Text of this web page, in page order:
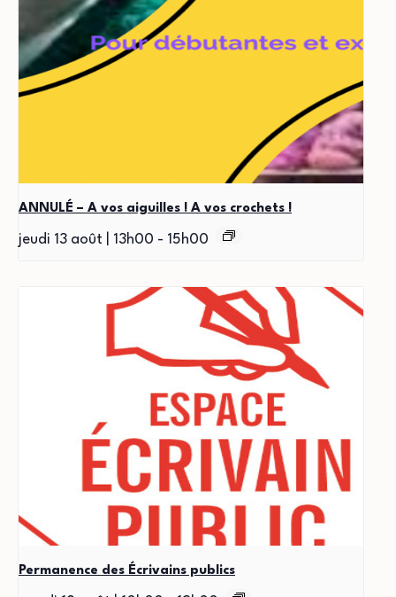
ANNULÉ – A vos aiguilles ! A vos crochets !
jeudi 13 août | 13h00 - 15h00
Permanence des Écrivains publics